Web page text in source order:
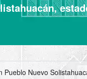
Pueblo Nuevo